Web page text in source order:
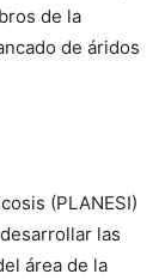
de la
de áridos
(PLANESI)
las
área de la